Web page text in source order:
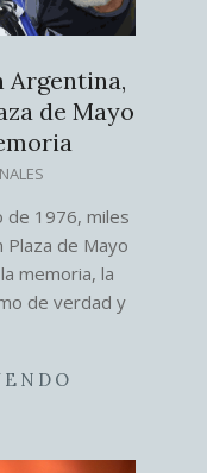
Argentina,
de Mayo
de 1976, miles
de Mayo
memoria, la
de verdad y